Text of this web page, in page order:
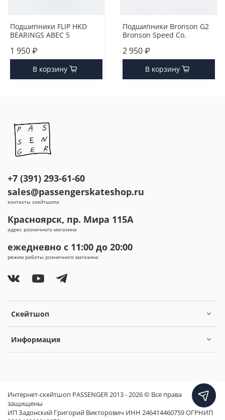
Подшипники FLIP HKD
BEARINGS ABEC 5
1 950 ₽
В корзину
Подшипники Bronson G2
Bronson Speed Co.
2 950 ₽
В корзину
Скейтшоп
Информация
+7 (391) 293-61-60
sales@passengerskateshop.ru
контакты скейтшопа
Красноярск, пр. Мира 115А
адрес розничного магазина
ежедневно с 11:00 до 20:00
режим работы розничного магазина
Интернет-скейтшоп PASSENGER 2013 - 2026 © Все права
защищены
ИП Задонский Григорий Викторович ИНН 246414460759 ОГРНИП